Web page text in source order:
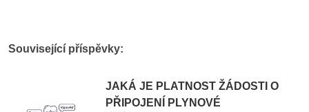
Související příspěvky:
JAKÁ JE PLATNOST ŽÁDOSTI O
PŘIPOJENÍ PLYNOVÉ